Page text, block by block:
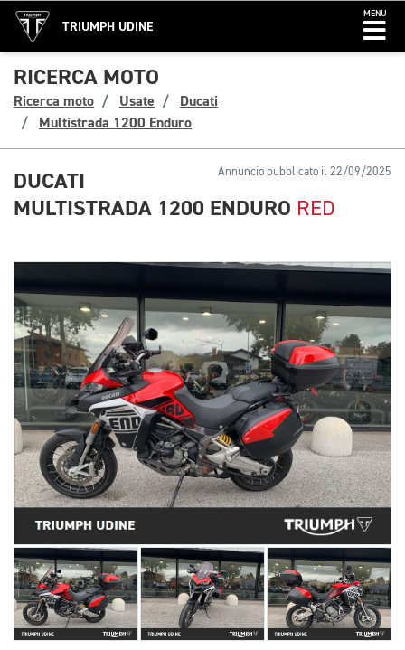
TRIUMPH UDINE
MENU
RICERCA MOTO
Ricerca moto Usate
Ducati
Multistrada 1200 Enduro
Annuncio pubblicato il 22/09/2025
DUCATI
MULTISTRADA 1200 ENDURO RED